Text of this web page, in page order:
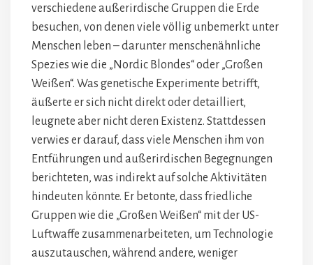
verschiedene außerirdische Gruppen die Erde
besuchen, von denen viele völlig unbemerkt unter
Menschen leben – darunter menschenähnliche
Spezies wie die „Nordic Blondes“ oder „Großen
Weißen“. Was genetische Experimente betrifft,
äußerte er sich nicht direkt oder detailliert,
leugnete aber nicht deren Existenz. Stattdessen
verwies er darauf, dass viele Menschen ihm von
Entführungen und außerirdischen Begegnungen
berichteten, was indirekt auf solche Aktivitäten
hindeuten könnte. Er betonte, dass friedliche
Gruppen wie die „Großen Weißen“ mit der US-
Luftwaffe zusammenarbeiteten, um Technologie
auszutauschen, während andere, weniger